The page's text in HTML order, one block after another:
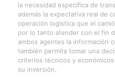
la necesidad específica de
además la expectativa real de
operación logística que el
por lo tanto atender con el fin
ambos agentes la información
también permita tomar una
criterios técnicos y
su inversión.